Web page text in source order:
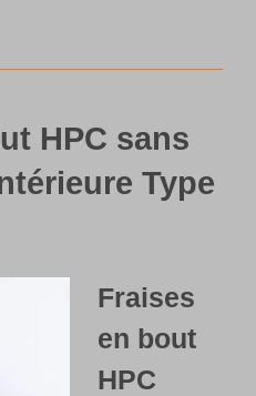
HPC sans
Type
Fraises
en bout
HPC